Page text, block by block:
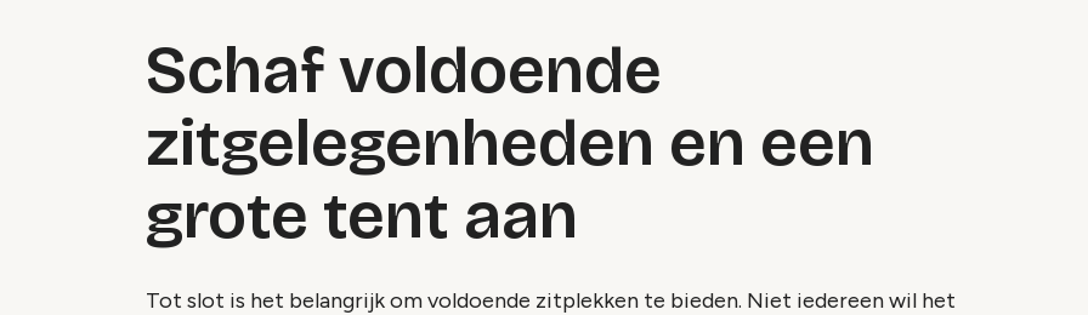
Schaf voldoende
zitgelegenheden en een
grote tent aan
Tot slot is het belangrijk om voldoende zitplekken te bieden. Niet iedereen wil het